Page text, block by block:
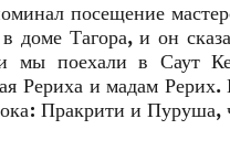
посещение
доме Тагора, и он
мы поехали в Саут
Рериха и мадам Рерих.
Пракрити и Пуруша,